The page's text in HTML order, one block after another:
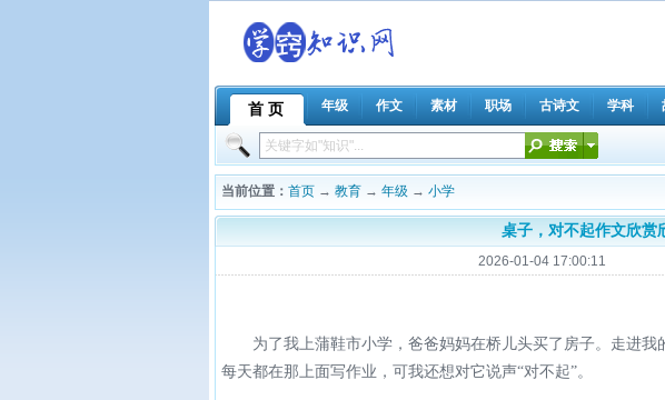
首 页 年级 作文 素材 职场 古诗文 学科
当前位置： 首页 → 教育 → 年级 → 小学
桌子，对不起作文欣赏
2026-01-04 17:00:11
为了我上蒲鞋市小学，爸爸妈妈在桥儿头买了房子。走进我
每天都在那上面写作业，可我还想对它说声“对不起”。